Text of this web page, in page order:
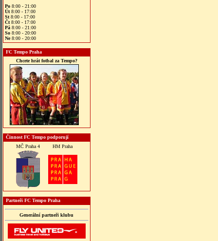
Po 8:00 - 21:00
Út 8:00 - 17:00
St 8:00 - 17:00
Čt 8:00 - 17:00
Pá 8:00 - 21:00
So 8:00 - 20:00
Ne8:00 - 20:00
FC Tempo Praha
Chcete hrát fotbal za Tempo?
Činnost FC Tempo podporují
MČ Praha 4
HM Praha
Partneři FC Tempo Praha
Generální partneři klubu